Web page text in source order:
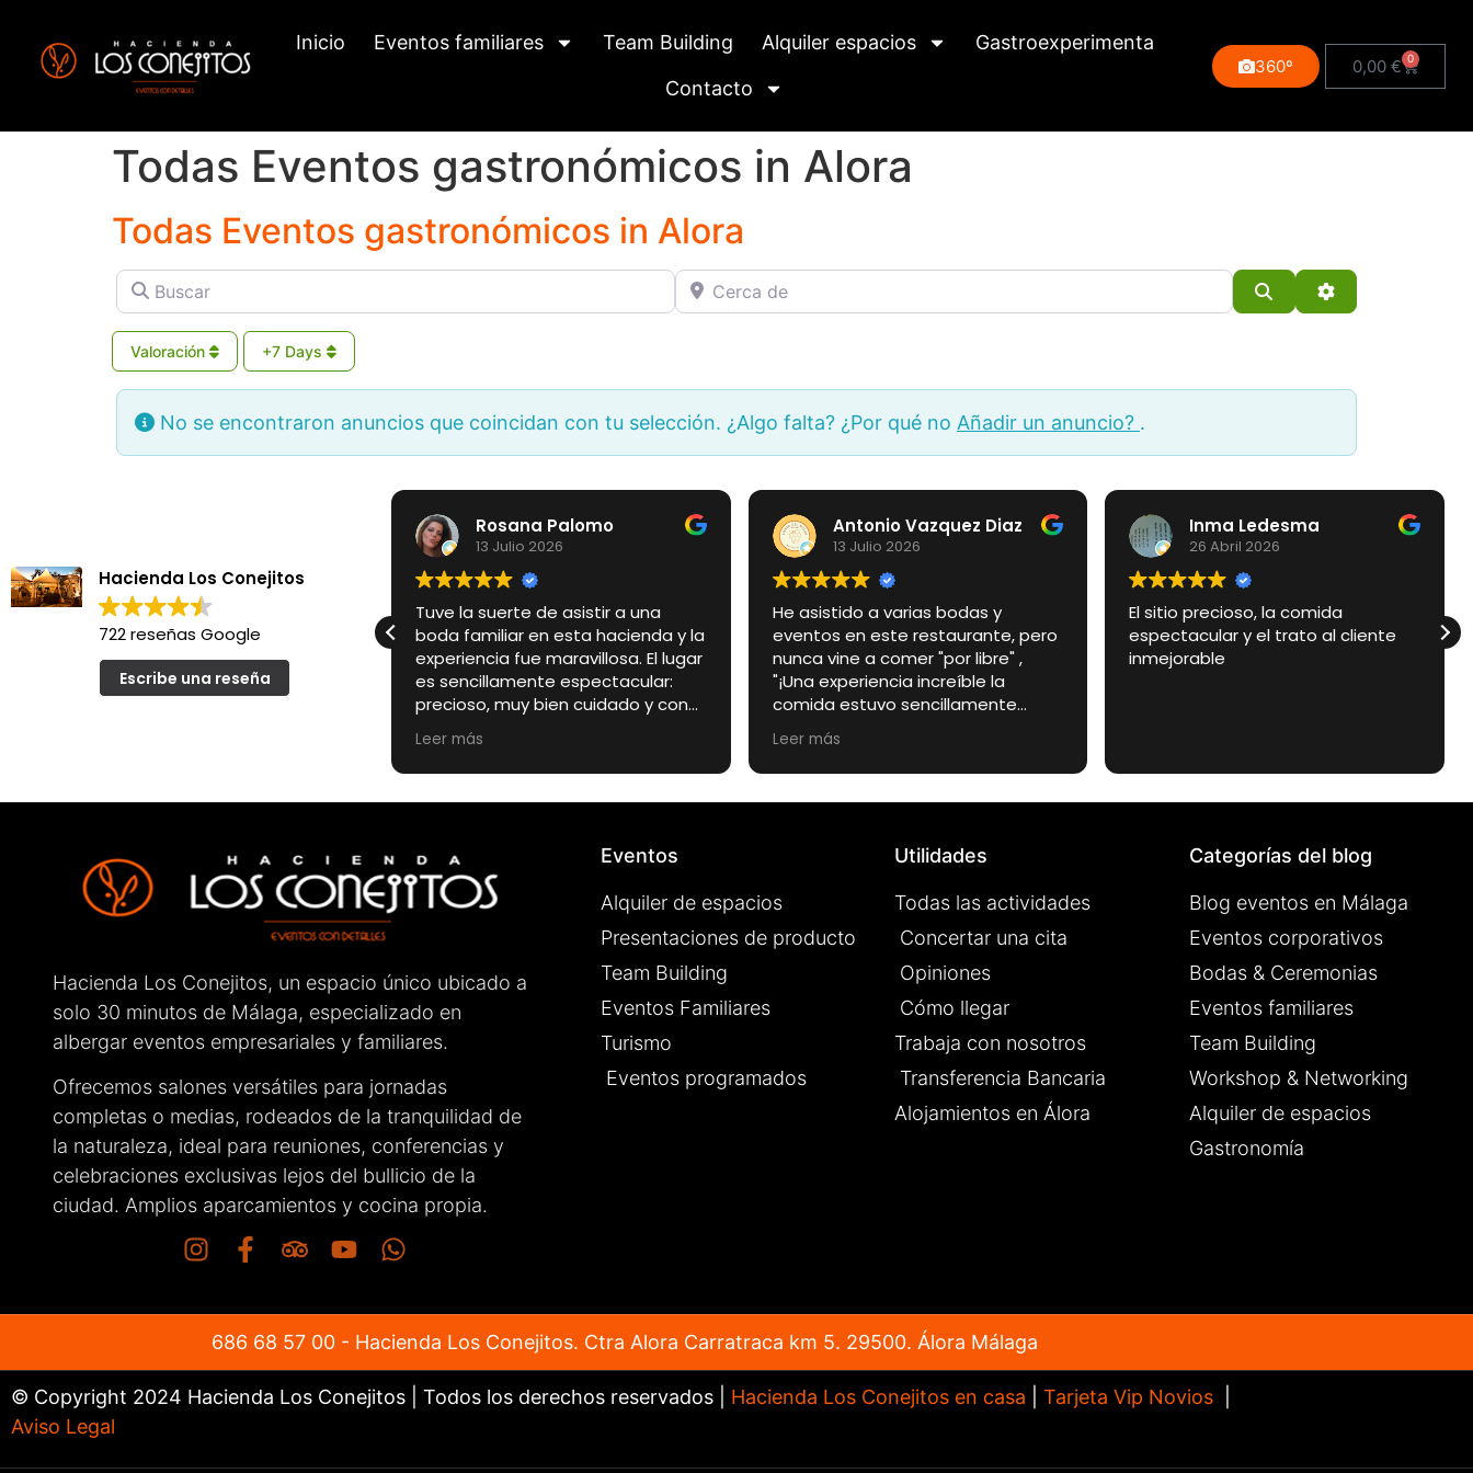
Inicio Eventos familiares Team Building Alquiler espacios
Gastroexperimenta
Contacto
360º 0,00 € 0
Todas Eventos gastronómicos in Alora
Todas Eventos gastronómicos in Alora
Buscar Cerca de
BuscarAdvanced Filters
Valoración +7 Days
No se encontraron anuncios que coincidan con tu selección. ¿Algo falta? ¿Por qué no Añadir un anuncio? .
Hacienda Los Conejitos
722 reseñas Google
Escribe una reseña
Rosana Palomo
13 Julio 2026
Tuve la suerte de asistir a una
boda familiar en esta hacienda y la
experiencia fue maravillosa. El lugar
es sencillamente espectacular:
precioso, muy bien cuidado y con
un encanto especial que lo
convierte en el escenario perfecto
para un día tan importante.
primer momento fueron amables,
cercanos, atentos y muy
profesionales. Estuvieron
pendientes de cada detalle para
haciendo que tanto los novios
como los invitados nos sintiéramos
muy cómodos.
Sin duda, un lugar totalmente
recomendable para celebrar
cualquier evento. ¡Enhorabuena por
el gran trabajo que hacéis!
Leer más
Antonio Vazquez Diaz
13 Julio 2026
He asistido a varias bodas y
eventos en este restaurante, pero
nunca vine a comer "por libre" , ​
"¡Una experiencia increíble la
comida estuvo sencillamente
espectacular, todo buenísimo y en
su punto. El ambiente es súper
agradable, de esos sitios donde te
los camareros muy atentos y
Leer más
Inma Ledesma
26 Abril 2026
El sitio precioso, la comida
espectacular y el trato al cliente
inmejorable
Hacienda Los Conejitos, un espacio único ubicado a
solo 30 minutos de Málaga, especializado en
albergar eventos empresariales y familiares.
Ofrecemos salones versátiles para jornadas
completas o medias, rodeados de la tranquilidad de
la naturaleza, ideal para reuniones, conferencias y
celebraciones exclusivas lejos del bullicio de la
ciudad. Amplios aparcamientos y cocina propia.
Eventos
Alquiler de espacios
Presentaciones de producto
Team Building
Eventos Familiares
Turismo
Eventos programados
Utilidades
Todas las actividades
Concertar una cita
Opiniones
Cómo llegar
Trabaja con nosotros
Transferencia Bancaria
Alojamientos en Álora
Categorías del blog
Blog eventos en Málaga
Eventos corporativos
Bodas & Ceremonias
Eventos familiares
Team Building
Workshop & Networking
Alquiler de espacios
Gastronomía
686 68 57 00 - Hacienda Los Conejitos. Ctra Alora Carratraca km 5. 29500. Álora Málaga
© Copyright 2024 Hacienda Los Conejitos | Todos los derechos reservados | Hacienda Los Conejitos en casa Tarjeta Vip Novios
Aviso Legal